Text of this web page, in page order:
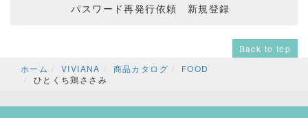
パスワード再発行依頼 新規登録
Back to top
ホーム
VIVIANA 商品カタログ
FOOD
ひとくち鶏ささみ